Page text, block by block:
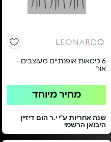
6 כיסאות אופנתיים מעוצבים -
אור
מחיר מיוחד
שנה אחריות ע"י י.ר הום דיזיין
היבואן הרשמי